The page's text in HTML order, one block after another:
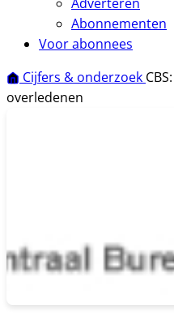
Abonnementen
Voor abonnees
Cijfers & onderzoek
overledenen